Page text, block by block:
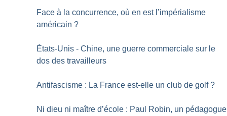
Face à la concurrence, où en est l’impérialisme
américain ?
États-Unis - Chine, une guerre commerciale sur le
dos des travailleurs
Antifascisme : La France est-elle un club de golf ?
Ni dieu ni maître d’école : Paul Robin, un pédagogue